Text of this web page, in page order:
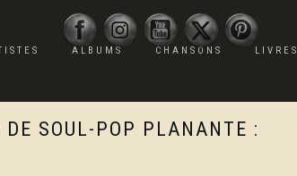
ALBUMS CHANSONS LIVRES
SOUL-POP PLANANTE :